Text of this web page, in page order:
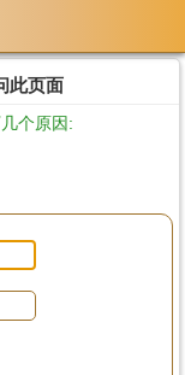
此页面
个原因: